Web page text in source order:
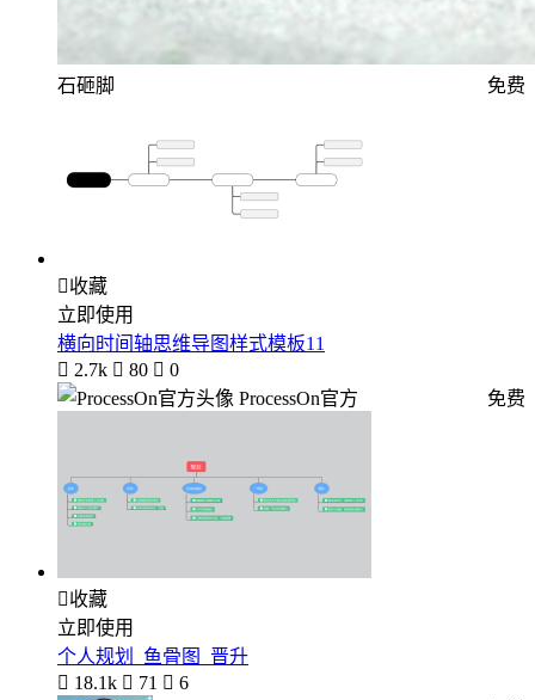
石砸脚 免费
收藏
立即使用
横向时间轴思维导图样式模板11
 2.7k  80  0
ProcessOn官方
免费
收藏
立即使用
个人规划_鱼骨图_晋升
 18.1k  71  6